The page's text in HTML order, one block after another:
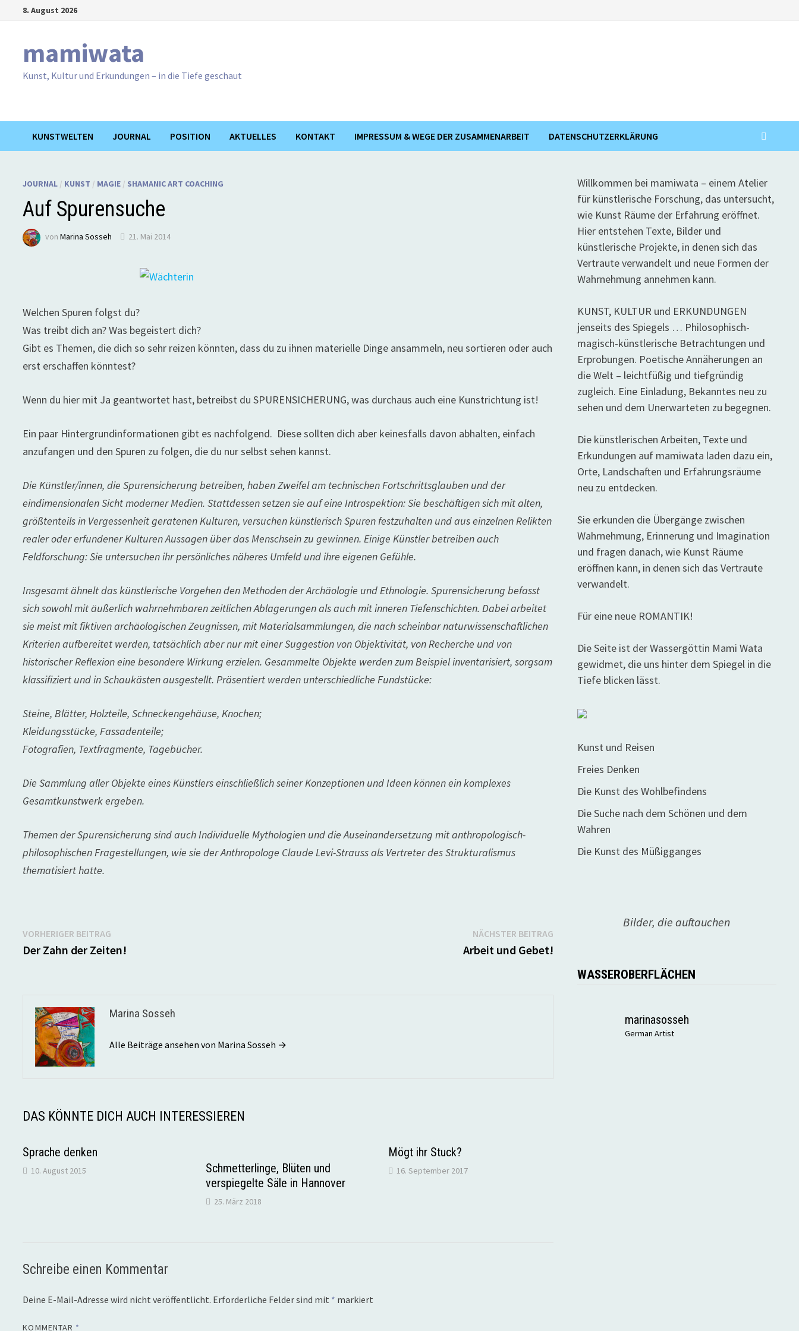
8. August 2026
mamiwata
Kunst, Kultur und Erkundungen – in die Tiefe geschaut
KUNSTWELTEN JOURNAL POSITION AKTUELLES KONTAKT IMPRESSUM & WEGE DER ZUSAMMENARBEIT DATENSCHUTZERKLÄRUNG
JOURNAL / KUNST / MAGIE / SHAMANIC ART COACHING
Auf Spurensuche
vonMarina Sosseh 21. Mai 2014
Welchen Spuren folgst du?
Was treibt dich an? Was begeistert dich?
Gibt es Themen, die dich so sehr reizen könnten, dass du zu ihnen materielle Dinge ansammeln, neu sortieren oder auch
erst erschaffen könntest?
Wenn du hier mit Ja geantwortet hast, betreibst du SPURENSICHERUNG, was durchaus auch eine Kunstrichtung ist!
Ein paar Hintergrundinformationen gibt es nachfolgend. Diese sollten dich aber keinesfalls davon abhalten, einfach
anzufangen und den Spuren zu folgen, die du nur selbst sehen kannst.
Die Künstler/innen, die Spurensicherung betreiben, haben Zweifel am technischen Fortschrittsglauben und der
eindimensionalen Sicht moderner Medien. Stattdessen setzen sie auf eine Introspektion: Sie beschäftigen sich mit alten,
größtenteils in Vergessenheit geratenen Kulturen, versuchen künstlerisch Spuren festzuhalten und aus einzelnen Relikten
realer oder erfundener Kulturen Aussagen über das Menschsein zu gewinnen. Einige Künstler betreiben auch
Feldforschung: Sie untersuchen ihr persönliches näheres Umfeld und ihre eigenen Gefühle.
Insgesamt ähnelt das künstlerische Vorgehen den Methoden der Archäologie und Ethnologie. Spurensicherung befasst
sich sowohl mit äußerlich wahrnehmbaren zeitlichen Ablagerungen als auch mit inneren Tiefenschichten. Dabei arbeitet
sie meist mit fiktiven archäologischen Zeugnissen, mit Materialsammlungen, die nach scheinbar naturwissenschaftlichen
Kriterien aufbereitet werden, tatsächlich aber nur mit einer Suggestion von Objektivität, von Recherche und von
historischer Reflexion eine besondere Wirkung erzielen. Gesammelte Objekte werden zum Beispiel inventarisiert, sorgsam
klassifiziert und in Schaukästen ausgestellt. Präsentiert werden unterschiedliche Fundstücke:
Steine, Blätter, Holzteile, Schneckengehäuse, Knochen;
Kleidungsstücke, Fassadenteile;
Fotografien, Textfragmente, Tagebücher.
Die Sammlung aller Objekte eines Künstlers einschließlich seiner Konzeptionen und Ideen können ein komplexes
Gesamtkunstwerk ergeben.
Themen der Spurensicherung sind auch Individuelle Mythologien und die Auseinandersetzung mit anthropologisch-
philosophischen Fragestellungen, wie sie der Anthropologe Claude Levi-Strauss als Vertreter des Strukturalismus
thematisiert hatte.
Beitragsnavigation
VORHERIGER BEITRAG
Beitrag:
Der Zahn der Zeiten!
NÄCHSTER BEITRAGNächster
Beitrag:
Arbeit und Gebet!
Marina Sosseh
Alle Beiträge ansehen von Marina Sosseh →
DAS KÖNNTE DICH AUCH INTERESSIEREN
Sprache denken
10. August 2015
Schmetterlinge, Blüten und
verspiegelte Säle in Hannover
25. März 2018
Mögt ihr Stuck?
16. September 2017
Schreibe einen Kommentar
Deine E-Mail-Adresse wird nicht veröffentlicht. Erforderliche Felder sind mit * markiert
KOMMENTAR *
Willkommen bei mamiwata – einem Atelier
für künstlerische Forschung, das untersucht,
wie Kunst Räume der Erfahrung eröffnet.
Hier entstehen Texte, Bilder und
künstlerische Projekte, in denen sich das
Vertraute verwandelt und neue Formen der
Wahrnehmung annehmen kann.
KUNST, KULTUR und ERKUNDUNGEN
jenseits des Spiegels … Philosophisch-
magisch-künstlerische Betrachtungen und
Erprobungen. Poetische Annäherungen an
die Welt – leichtfüßig und tiefgründig
zugleich. Eine Einladung, Bekanntes neu zu
sehen und dem Unerwarteten zu begegnen.
Die künstlerischen Arbeiten, Texte und
Erkundungen auf mamiwata laden dazu ein,
Orte, Landschaften und Erfahrungsräume
neu zu entdecken.
Sie erkunden die Übergänge zwischen
Wahrnehmung, Erinnerung und Imagination
und fragen danach, wie Kunst Räume
eröffnen kann, in denen sich das Vertraute
verwandelt.
Für eine neue ROMANTIK!
Die Seite ist der Wassergöttin Mami Wata
gewidmet, die uns hinter dem Spiegel in die
Tiefe blicken lässt.
Kunst und Reisen
Freies Denken
Die Kunst des Wohlbefindens
Die Suche nach dem Schönen und dem
Wahren
Die Kunst des Müßigganges
Bilder, die auftauchen
WASSEROBERFLÄCHEN
marinasosseh
German Artist